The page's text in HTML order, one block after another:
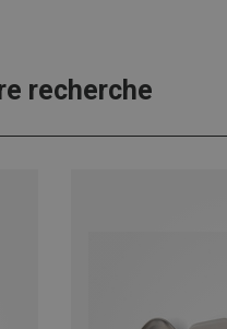
recherche